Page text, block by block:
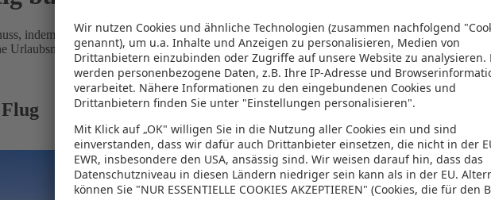
indem Flug und Hotel in einem Paket kombiniert werden – das spart Zeit und Geld. Nutzen
Urlaubsmomente erleben!